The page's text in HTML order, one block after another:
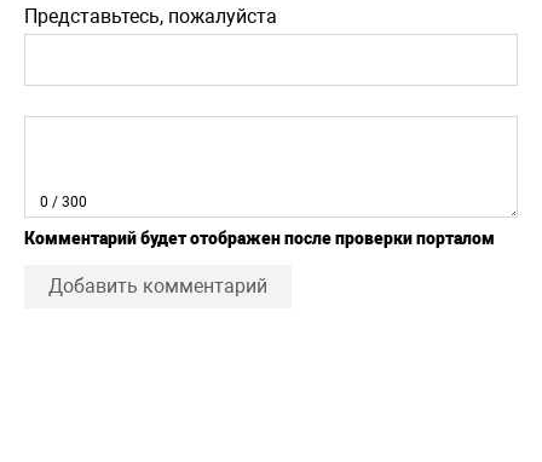
Представьтесь, пожалуйста
0 / 300
Комментарий будет отображен после проверки порталом
Добавить комментарий